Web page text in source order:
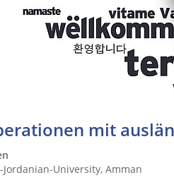
mit
Jordanian-University, Amman